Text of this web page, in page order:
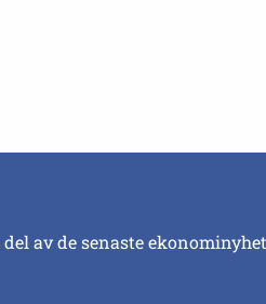
av de senaste